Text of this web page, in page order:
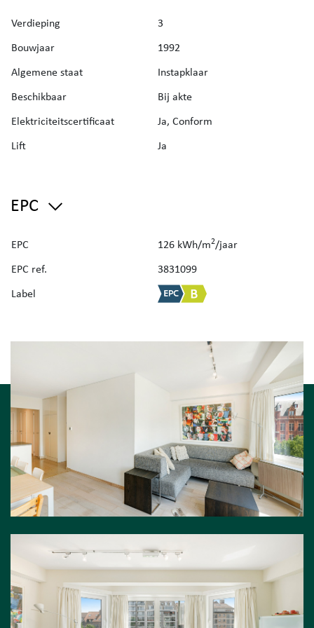
Verdieping
3
Bouwjaar
1992
Algemene staat
Instapklaar
Beschikbaar
Bij akte
Elektriciteitscertificaat
Ja, Conform
Lift
Ja
EPC
EPC 126 kWh/m2/jaar
EPC ref.
3831099
Label